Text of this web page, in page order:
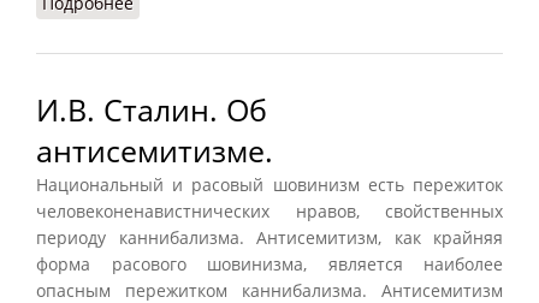
И.В. Сталин. Об
антисемитизме.
Национальный и расовый шовинизм есть пережиток
человеконенавистнических нравов, свойственных
периоду каннибализма. Антисемитизм, как крайняя
форма расового шовинизма, является наиболее
опасным пережитком каннибализма. Антисемитизм